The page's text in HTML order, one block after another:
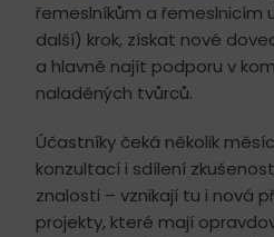
řemeslníkům a řemeslnicím
další) krok, získat nové
a hlavně najít podporu v
naladěných tvůrců.
Účastníky čeká několik
konzultací i sdílení
znalosti – vznikají tu i nová
projekty, které mají